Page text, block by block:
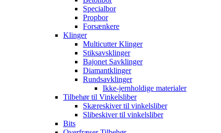
Specialbor
Propbor
Forsænkere
Klinger
Multicutter Klinger
Stiksavsklinger
Bajonet Savklinger
Diamantklinger
Rundsavklinger
Ikke-jernholdige materialer
Tilbehør til Vinkelsliber
Skæreskiver til vinkelsliber
Slibeskiver til vinkelsliber
Bits